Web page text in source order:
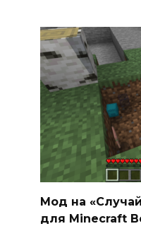
Мод на
для Minecraft